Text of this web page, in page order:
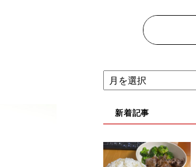
新着記事